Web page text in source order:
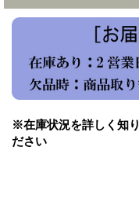
※在庫状況を詳しく知
ださい